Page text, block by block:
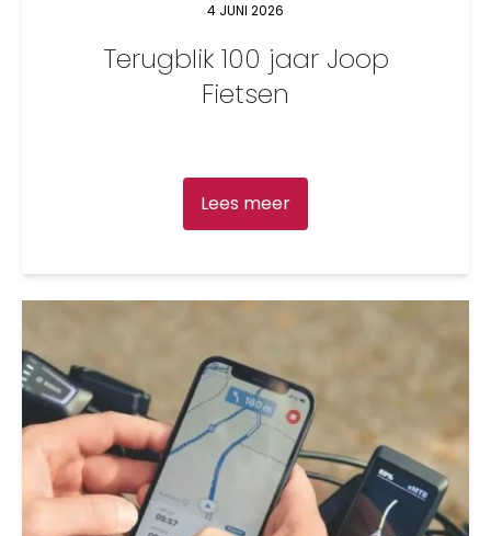
4 JUNI 2026
Terugblik 100 jaar Joop
Fietsen
Lees meer